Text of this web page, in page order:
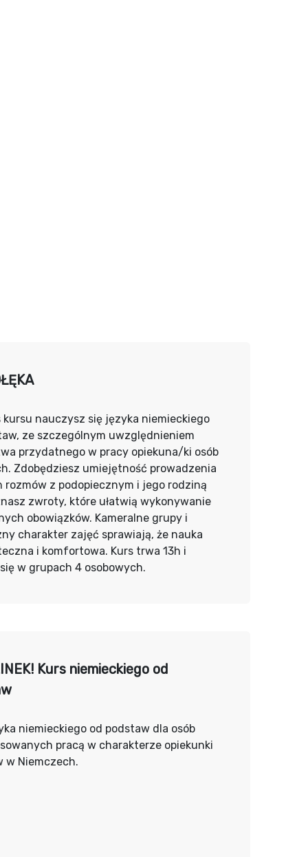
kursu nauczysz się języka niemieckiego
ze szczególnym uwzględnieniem
przydatnego w pracy opiekuna/ki osób
Zdobędziesz umiejętność prowadzenia
rozmów z podopiecznym i jego rodziną
zwroty, które ułatwią wykonywanie
obowiązków. Kameralne grupy i
charakter zajęć sprawiają, że nauka
i komfortowa. Kurs trwa 13h i
w grupach 4 osobowych.
Kurs niemieckiego od
niemieckiego od podstaw dla osób
pracą w charakterze opiekunki
w Niemczech.